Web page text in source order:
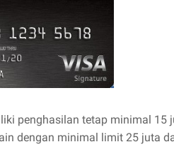
penghasilan tetap minimal 15
dengan minimal limit 25 juta